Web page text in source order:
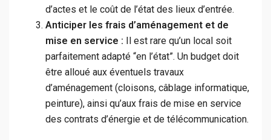
d’actes et le coût de l’état des lieux d’entrée.
Anticiper les frais d’aménagement et de
mise en service : Il est rare qu’un local soit
parfaitement adapté “en l’état”. Un budget doit
être alloué aux éventuels travaux
d’aménagement (cloisons, câblage informatique,
peinture), ainsi qu’aux frais de mise en service
des contrats d’énergie et de télécommunication.